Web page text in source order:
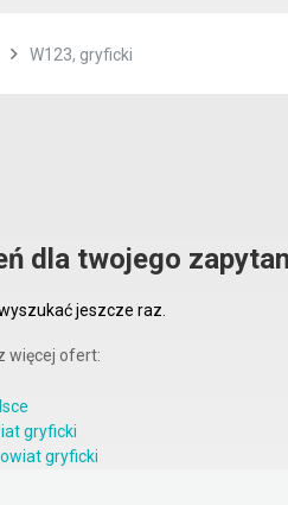
W123, gryficki
dla twojego
jeszcze raz.
więcej ofert:
gryficki
gryficki